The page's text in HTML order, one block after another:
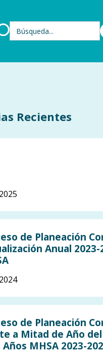
Búsqueda
Recientes
de Planeación
Anual 2023-
de Planeación
a Mitad de Año
Años MHSA 2023-